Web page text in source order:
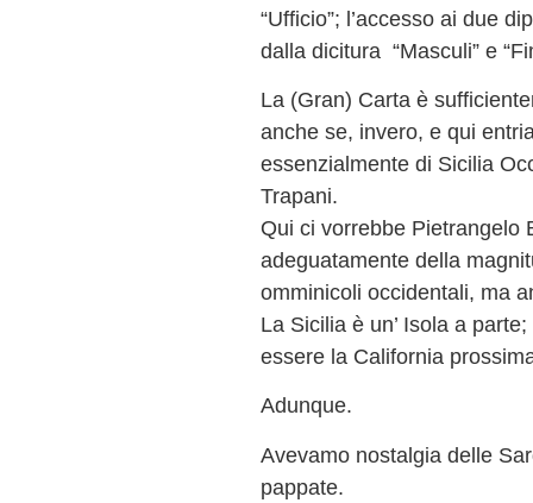
“Ufficio”; l’accesso ai due
dalla dicitura “Masculi” e
La (Gran) Carta è
anche se, invero, e qui
essenzialmente di Sicilia
Trapani.
Qui ci vorrebbe Pietrangelo
adeguatamente della
omminicoli occidentali, ma
La Sicilia è un’ Isola a
essere la California
Adunque.
Avevamo nostalgia delle
pappate.